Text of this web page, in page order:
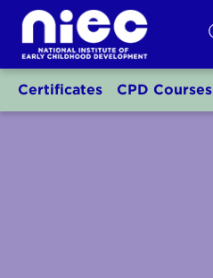
Skip
content
Certificates CPD Courses